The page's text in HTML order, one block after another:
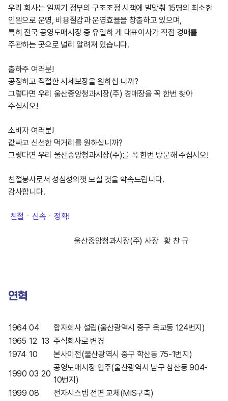
우리 회사는 일찌기 정부의 구조조정 시책에 발맞춰 15명의 최소한
인원으로 운영, 비용절감과 운영효율을 창출하고 있으며,
특히 전국 공영도매시장 중 유일하 게 대표이사가 직접 경매를
주관하는 곳으로 널리 알려져 있습니다.
출하주 여러분!
공정하고 적절한 시세보장을 원하십 니까?
그렇다면 우리 울산중앙청과시장(주) 경매장을 꼭 한번 찾아
주십시오!
소비자 여러분!
값싸고 신선한 먹거리를 원하십니까?
그렇다면 우리 울산중앙청과시장(주)를 꼭 한번 방문해 주십시오!
친절봉사로서 성심성의껏 모실 것을 약속드립니다.
감사합니다.
친절ㆍ신속ㆍ정확!
울산중앙청과시장(주) 사장 황 찬 규
연혁
1964 04
합자회사 설립(울산광역시 중구 옥교동 124번지)
1965 12 13 주식회사로 변경
1974 10
본사이전(울산광역시 중구 학산동 75-1번지)
1990 03 20
공영도매시장 입주(울산광역시 남구 삼산동 904-
10번지)
1999 08
전자시스템 전면 교체(MIS구축)